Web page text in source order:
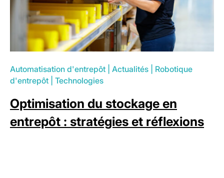
Automatisation d'entrepôt Actualités
Robotique
d'entrepôt
Technologies
Optimisation du stockage en
entrepôt : stratégies et réflexions